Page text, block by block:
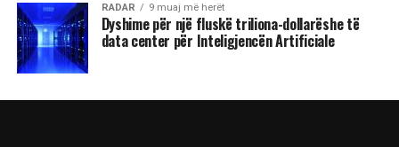
RADAR 9 muaj më herët
Dyshime për një fluskë triliona-dollarëshe të
data center për Inteligjencën Artificiale